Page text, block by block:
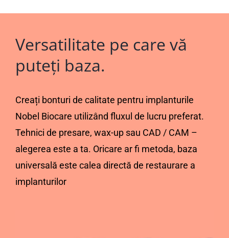
Versatilitate pe care vă
puteți baza.
Creați bonturi de calitate pentru implanturile
Nobel Biocare utilizând fluxul de lucru preferat.
Tehnici de presare, wax-up sau CAD / CAM –
alegerea este a ta. Oricare ar fi metoda, baza
universală este calea directă de restaurare a
implanturilor